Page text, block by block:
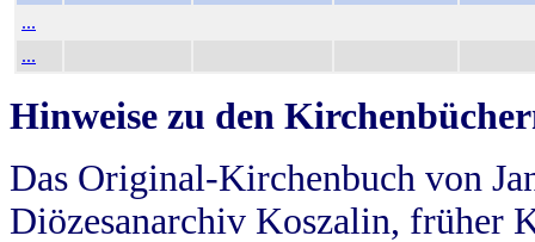
...
...
Hinweise zu den
Das Original-Kirchenbuch von
Diözesanarchiv Koszalin, früher